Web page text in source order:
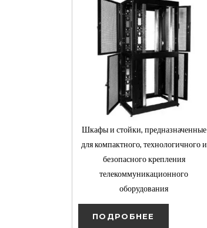
Шкафы и стойки, предназначенные
для компактного, технологичного и
безопасного крепления
телекоммуникационного
оборудования
ПОДРОБНЕЕ